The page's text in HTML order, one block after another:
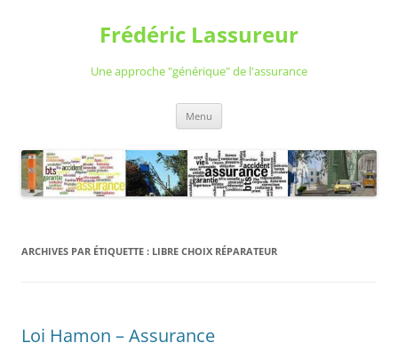
Frédéric Lassureur
Une approche "générique" de l'assurance
Menu
ARCHIVES PAR ÉTIQUETTE : LIBRE CHOIX RÉPARATEUR
Loi Hamon – Assurance